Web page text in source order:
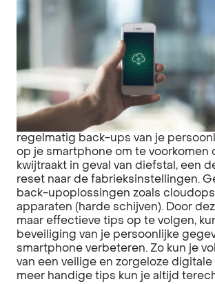
regelmatig back-ups van je
op je smartphone om te voorkomen
kwijtraakt in geval van diefstal, een
reset naar de fabrieksinstellingen.
back-upoplossingen zoals
apparaten (harde schijven). Door
maar effectieve tips op te volgen,
beveiliging van je persoonlijke
smartphone verbeteren. Zo kun je
van een veilige en zorgeloze digitale
meer handige tips kun je altijd